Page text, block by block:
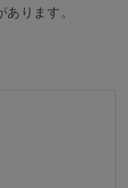
ります。